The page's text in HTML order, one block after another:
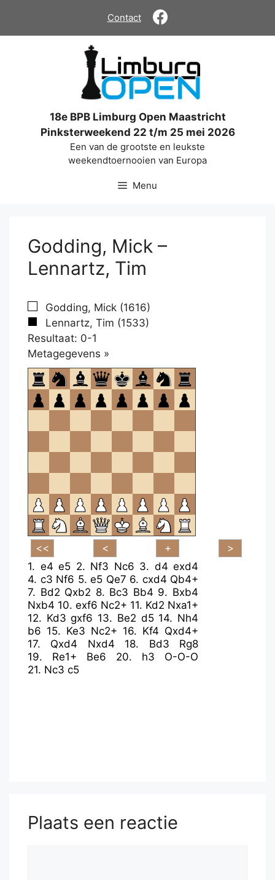
de
Contact
18e BPB Limburg Open Maastricht
Pinksterweekend 22 t/m 25 mei 2026
Een van de grootste en leukste
weekendtoernooien van Europa
Menu
Godding, Mick –
Lennartz, Tim
Godding, Mick (1616)
Lennartz, Tim (1533)
Resultaat: 0-1
Metagegevens »
om
te
openen.
1. e4 e5 2. Nf3 Nc6 3. d4 exd4
4. c3 Nf6 5. e5 Qe7 6. cxd4 Qb4+
7. Bd2 Qxb2 8. Bc3 Bb4 9. Bxb4
Nxb4 10. exf6 Nc2+ 11. Kd2 Nxa1+
12. Kd3 gxf6 13. Be2 d5 14. Nh4
b6 15. Ke3 Nc2+ 16. Kf4 Qxd4+
17. Qxd4 Nxd4 18. Bd3
Rg8
19. Re1+ Be6 20. h3
O-O-O
21. Nc3 c5
Plaats een reactie